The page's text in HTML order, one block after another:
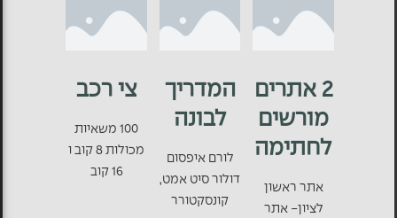
2 אתרים
מורשים
לחתימה
אתר ראשון
לציון- אתר
המדריך
לבונה
לורם איפסום
דולור סיט אמט,
קונסקטורר
צי רכב
100 משאיות
מכולות 8 קוב ו
16 קוב